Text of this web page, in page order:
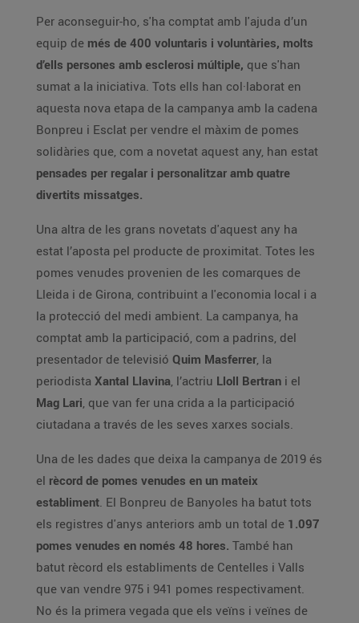
Per aconseguir-ho, s'ha comptat amb l'ajuda d’un
equip de més de 400 voluntaris i voluntàries, molts
d’ells persones amb esclerosi múltiple, que s'han
sumat a la iniciativa. Tots ells han col·laborat en
aquesta nova etapa de la campanya amb la cadena
Bonpreu i Esclat per vendre el màxim de pomes
solidàries que, com a novetat aquest any, han estat
pensades per regalar i personalitzar amb quatre
divertits missatges.
Una altra de les grans novetats d'aquest any ha
estat l’aposta pel producte de proximitat. Totes les
pomes venudes provenien de les comarques de
Lleida i de Girona, contribuint a l'economia local i a
la protecció del medi ambient. La campanya, ha
comptat amb la participació, com a padrins, del
presentador de televisió
Quim Masferrer, la
periodista Xantal Llavina , l’actriu Lloll Bertran i el
Mag Lari, que van fer una crida a la participació
ciutadana a través de les seves xarxes socials.
Una de les dades que deixa la campanya de 2019 és
el rècord de pomes venudes en un mateix
establiment. El Bonpreu de Banyoles ha batut tots
els registres d'anys anteriors amb un total de 1.097
pomes venudes en només 48 hores. També han
batut rècord els establiments de Centelles i Valls
que van vendre 975 i 941 pomes respectivament.
No és la primera vegada que els veïns i veïnes de